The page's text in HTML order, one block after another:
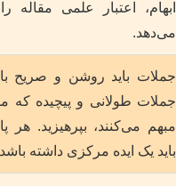
ابهام، اعتبار علمی مقاله
می‌دهد.
جملات باید روشن و صریح
جملات طولانی و پیچیده که
مبهم می‌کنند، بپرهیزید. هر
باید یک ایده مرکزی داشته